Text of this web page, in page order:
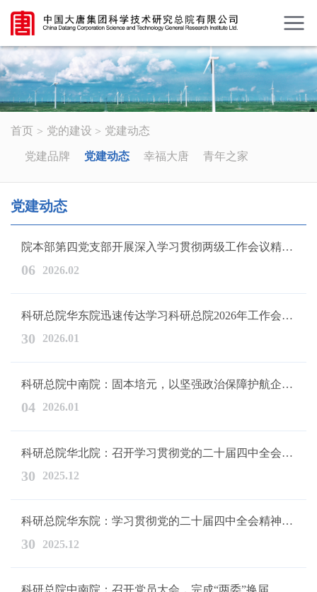
首页 党的建设 党建动态
党建品牌 党建动态 幸福大唐 青年之家
党建动态
06 2026.02
院本部第四党支部开展深入学习贯彻两级工作会议精神主题党日活动
30 2026.01
科研总院华东院迅速传达学习科研总院2026年工作会议精神
04 2026.01
科研总院中南院：固本培元，以坚强政治保障护航企业发展
30 2025.12
科研总院华北院：召开学习贯彻党的二十届四中全会精神研讨会暨20...
30 2025.12
科研总院华东院：学习贯彻党的二十届四中全会精神，开展党委书记...